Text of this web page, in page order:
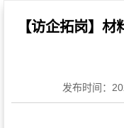
【访企拓岗】
发布时间：